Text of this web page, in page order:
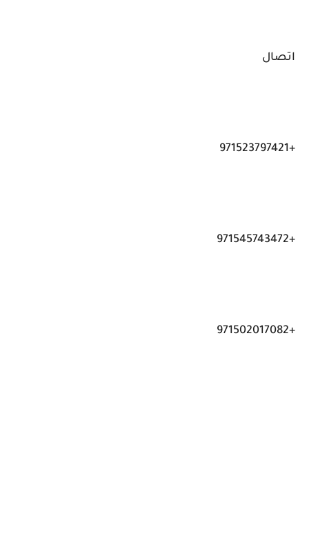
اتصال
+971523797421
+971545743472
+971502017082